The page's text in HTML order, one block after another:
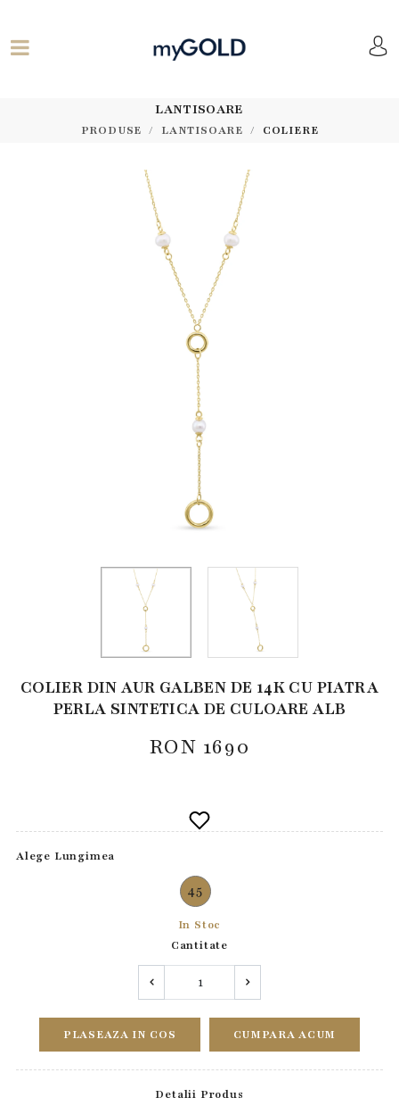
LANTISOARE
PRODUSE LANTISOARE COLIERE
COLIER DIN AUR GALBEN DE 14K CU PIATRA
PERLA SINTETICA DE CULOARE ALB
RON 1690
Alege Lungimea
45
In Stoc
Cantitate
PLASEAZA IN COS CUMPARA ACUM
Detalii Produs